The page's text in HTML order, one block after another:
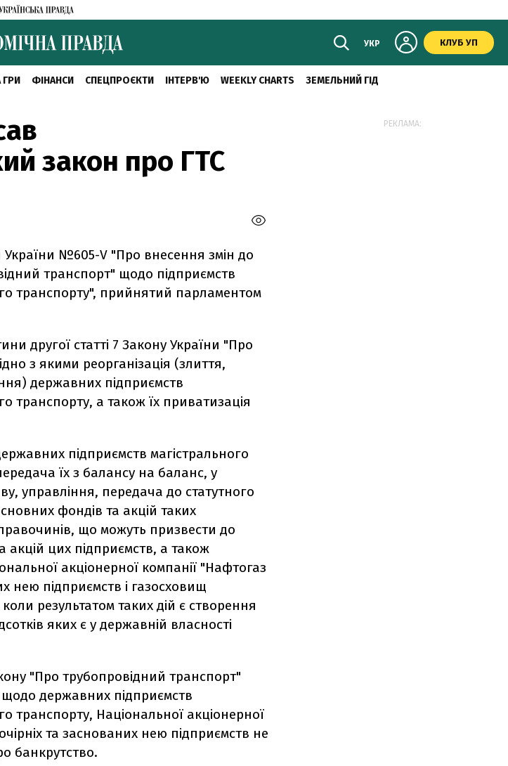
УКР КЛУБ УП
ГРИ ФІНАНСИ СПЕЦПРОЄКТИ ІНТЕРВ'Ю WEEKLY CHARTS ЗЕМЕЛЬНИЙ ГІД
закон про ГТС
№605-V "Про внесення змін до
транспорт" щодо підприємств
транспорту", прийнятий парламентом
другої статті 7 Закону України "Про
з якими реорганізація (злиття,
державних підприємств
транспорту, а також їх приватизація
підприємств магістрального
їх з балансу на баланс, у
управління, передача до статутного
фондів та акцій таких
що можуть призвести до
акцій цих підприємств, а також
акціонерної компанії "Нафтогаз
нею підприємств і газосховищ
результатом таких дій є створення
яких є у державній власності
"Про трубопровідний транспорт"
державних підприємств
транспорту, Національної акціонерної
та заснованих нею підприємств не
банкрутство.
РЕКЛАМА: